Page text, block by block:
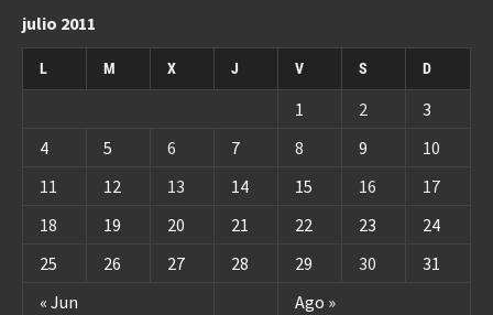
julio 2011
L M X J V S D
« Jun Ago »
1 2
3
4
5 6 7 8 9
10
11
12 13 14 15 16
17
18
19 20 21 22 23
24
25
26 27 28 29 30 31